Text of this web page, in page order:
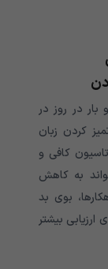
در روز در
کردن زبان
کافی و
به کاهش
بوی بد
بیشتر